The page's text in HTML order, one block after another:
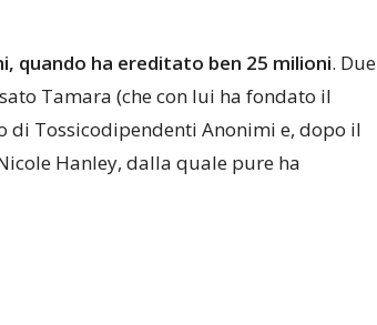
quando ha ereditato ben 25 milioni. Due
Tamara (che con lui ha fondato il
di Tossicodipendenti Anonimi e, dopo il
Hanley, dalla quale pure ha